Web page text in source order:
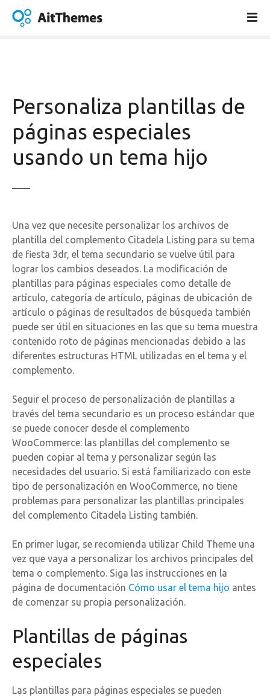
Personaliza plantillas de
páginas especiales
usando un tema hijo
Una vez que necesite personalizar los archivos de
plantilla del complemento Citadela Listing para su tema
de fiesta 3dr, el tema secundario se vuelve útil para
lograr los cambios deseados. La modificación de
plantillas para páginas especiales como detalle de
artículo, categoría de artículo, páginas de ubicación de
artículo o páginas de resultados de búsqueda también
puede ser útil en situaciones en las que su tema muestra
contenido roto de páginas mencionadas debido a las
diferentes estructuras HTML utilizadas en el tema y el
complemento.
Seguir el proceso de personalización de plantillas a
través del tema secundario es un proceso estándar que
se puede conocer desde el complemento
WooCommerce: las plantillas del complemento se
pueden copiar al tema y personalizar según las
necesidades del usuario. Si está familiarizado con este
tipo de personalización en WooCommerce, no tiene
problemas para personalizar las plantillas principales
del complemento Citadela Listing también.
En primer lugar, se recomienda utilizar Child Theme una
vez que vaya a personalizar los archivos principales del
tema o complemento. Siga las instrucciones en la
página de documentación Cómo usar el tema hijo antes
de comenzar su propia personalización.
Plantillas de páginas
especiales
Las plantillas para páginas especiales se pueden